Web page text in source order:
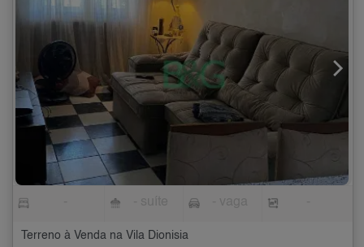
Terreno à Venda na Vila Dionisia